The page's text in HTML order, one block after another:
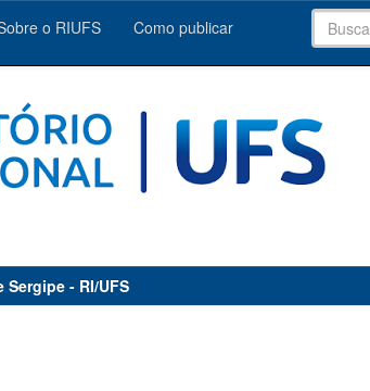
o RIUFS Como publicar
- RI/UFS